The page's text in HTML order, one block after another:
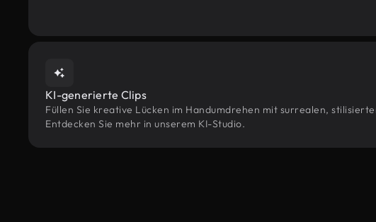
KI-generierte Clips
Füllen Sie kreative Lücken im Handumdrehen mit surrealen,
Entdecken Sie mehr in unserem KI-Studio.